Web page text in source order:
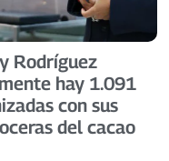
Rodríguez
hay 1.091
con sus
del cacao